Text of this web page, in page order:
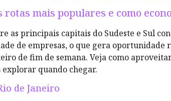
rotas mais populares e como
as principais capitais do Sudeste e Sul
de empresas, o que gera oportunidade
de fim de semana. Veja como
explorar quando chegar.
de Janeiro